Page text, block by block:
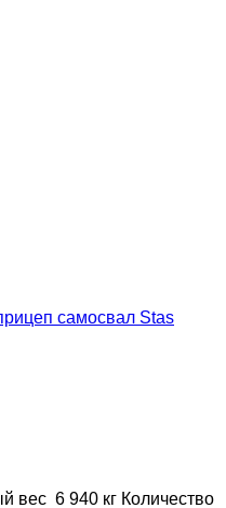
самосвал Stas
вес 6 940 кг Количество